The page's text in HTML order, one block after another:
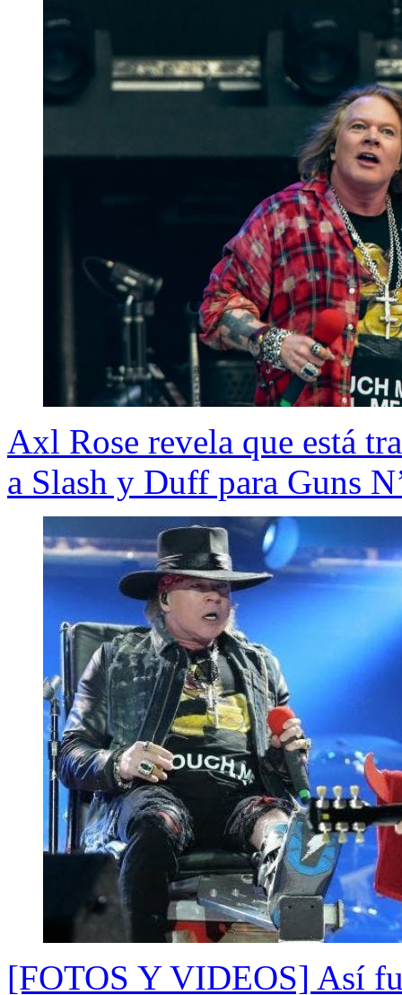
Axl Rose revela que está
a Slash y Duff para Guns
[FOTOS Y VIDEOS] Así